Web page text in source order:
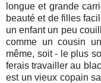
longue et grande
beauté et de filles
un enfant un peu
comme un cousin
même, soit - le plus
ferais travailler au
est un vieux copain